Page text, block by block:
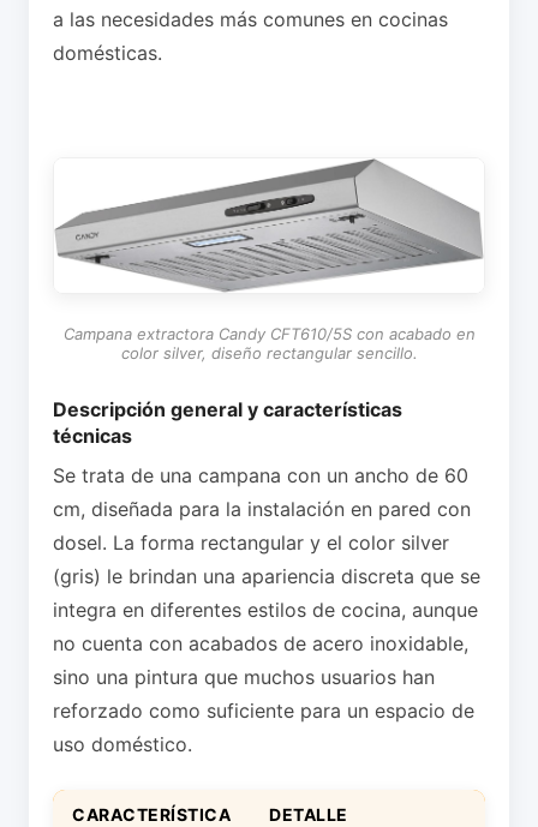
a las necesidades más comunes en cocinas
domésticas.
Campana extractora Candy CFT610/5S con acabado en
color silver, diseño rectangular sencillo.
Descripción general y características
técnicas
Se trata de una campana con un ancho de 60
cm, diseñada para la instalación en pared con
dosel. La forma rectangular y el color silver
(gris) le brindan una apariencia discreta que se
integra en diferentes estilos de cocina, aunque
no cuenta con acabados de acero inoxidable,
sino una pintura que muchos usuarios han
reforzado como suficiente para un espacio de
uso doméstico.
CARACTERÍSTICA DETALLE